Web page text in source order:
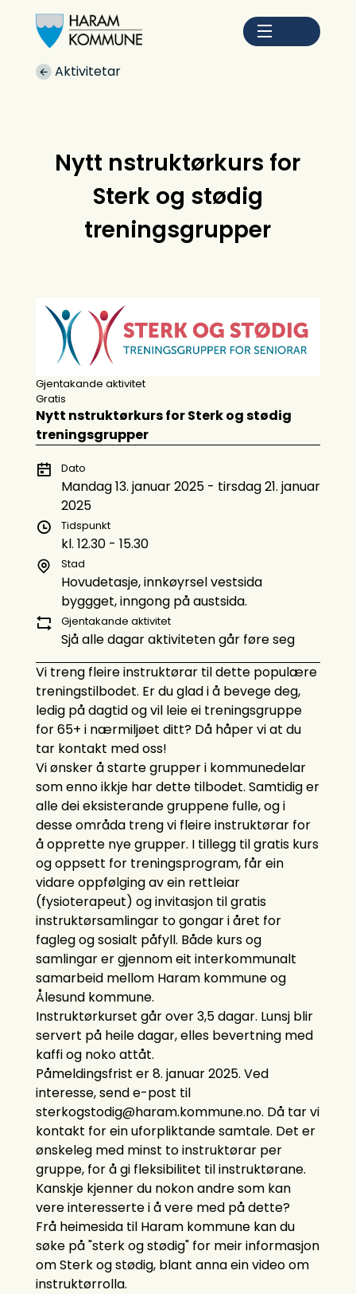
Du er her:
Aktivitetar
Nytt nstruktørkurs for
Sterk og stødig
treningsgrupper
Gjentakande aktivitet
Gratis
Nytt nstruktørkurs for Sterk og stødig
treningsgrupper
Dato
Mandag 13. januar 2025 - tirsdag 21. januar
2025
Tidspunkt
kl. 12.30 - 15.30
Stad
Hovudetasje, innkøyrsel vestsida
byggget, inngong på austsida.
Gjentakande aktivitet
Sjå alle dagar aktiviteten går føre seg
Vi treng fleire instruktørar til dette populære
treningstilbodet. Er du glad i å bevege deg,
ledig på dagtid og vil leie ei treningsgruppe
for 65+ i nærmiljøet ditt? Då håper vi at du
tar kontakt med oss!
Vi ønsker å starte grupper i kommunedelar
som enno ikkje har dette tilbodet. Samtidig er
alle dei eksisterande gruppene fulle, og i
desse områda treng vi fleire instruktørar for
å opprette nye grupper. I tillegg til gratis kurs
og oppsett for treningsprogram, får ein
vidare oppfølging av ein rettleiar
(fysioterapeut) og invitasjon til gratis
instruktørsamlingar to gongar i året for
fagleg og sosialt påfyll. Både kurs og
samlingar er gjennom eit interkommunalt
samarbeid mellom Haram kommune og
Ålesund kommune.
Instruktørkurset går over 3,5 dagar. Lunsj blir
servert på heile dagar, elles bevertning med
kaffi og noko attåt.
Påmeldingsfrist er 8. januar 2025. Ved
interesse, send e-post til
sterkogstodig@haram.kommune.no. Då tar vi
kontakt for ein uforpliktande samtale. Det er
ønskeleg med minst to instruktørar per
gruppe, for å gi fleksibilitet til instruktørane.
Kanskje kjenner du nokon andre som kan
vere interesserte i å vere med på dette?
Frå heimesida til Haram kommune kan du
søke på "sterk og stødig" for meir informasjon
om Sterk og stødig, blant anna ein video om
instruktørrolla.